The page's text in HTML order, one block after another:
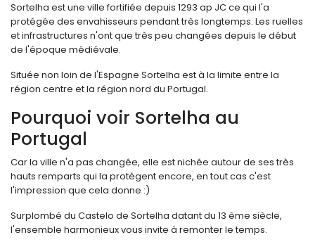
Sortelha est une ville fortifiée depuis 1293 ap JC ce qui l'a
protégée des envahisseurs pendant très longtemps. Les ruelles
et infrastructures n'ont que très peu changées depuis le début
de l'époque médiévale.
Située non loin de l'Espagne Sortelha est à la limite entre la
région centre et la région nord du Portugal.
Pourquoi voir Sortelha au
Portugal
Car la ville n'a pas changée, elle est nichée autour de ses très
hauts remparts qui la protègent encore, en tout cas c'est
l'impression que cela donne :)
Surplombé du Castelo de Sortelha datant du 13 ème siècle,
l'ensemble harmonieux vous invite à remonter le temps.